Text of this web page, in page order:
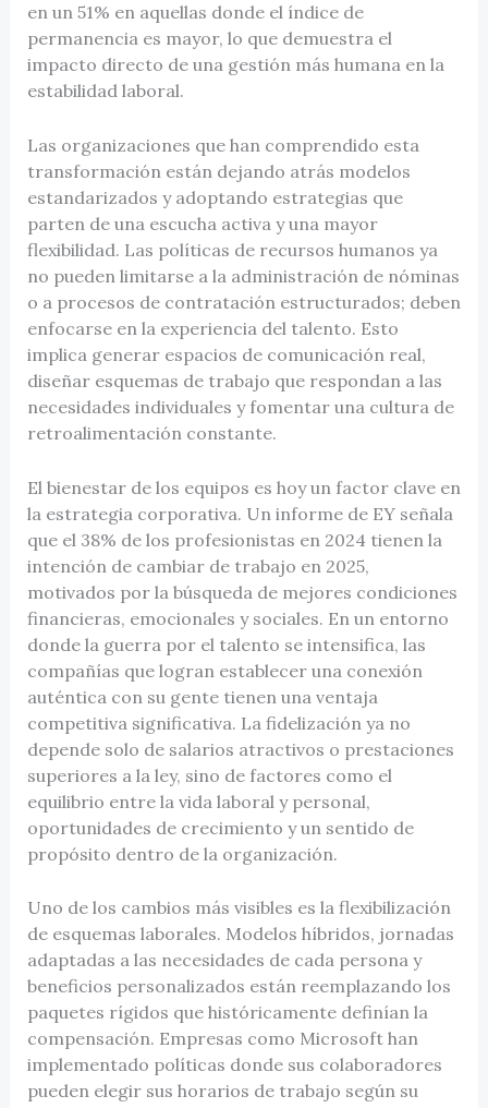
en un 51% en aquellas donde el índice de
permanencia es mayor, lo que demuestra el
impacto directo de una gestión más humana en la
estabilidad laboral.
Las organizaciones que han comprendido esta
transformación están dejando atrás modelos
estandarizados y adoptando estrategias que
parten de una escucha activa y una mayor
flexibilidad. Las políticas de recursos humanos ya
no pueden limitarse a la administración de nóminas
o a procesos de contratación estructurados; deben
enfocarse en la experiencia del talento. Esto
implica generar espacios de comunicación real,
diseñar esquemas de trabajo que respondan a las
necesidades individuales y fomentar una cultura de
retroalimentación constante.
El bienestar de los equipos es hoy un factor clave en
la estrategia corporativa. Un informe de EY señala
que el 38% de los profesionistas en 2024 tienen la
intención de cambiar de trabajo en 2025,
motivados por la búsqueda de mejores condiciones
financieras, emocionales y sociales. En un entorno
donde la guerra por el talento se intensifica, las
compañías que logran establecer una conexión
auténtica con su gente tienen una ventaja
competitiva significativa. La fidelización ya no
depende solo de salarios atractivos o prestaciones
superiores a la ley, sino de factores como el
equilibrio entre la vida laboral y personal,
oportunidades de crecimiento y un sentido de
propósito dentro de la organización.
Uno de los cambios más visibles es la flexibilización
de esquemas laborales. Modelos híbridos, jornadas
adaptadas a las necesidades de cada persona y
beneficios personalizados están reemplazando los
paquetes rígidos que históricamente definían la
compensación. Empresas como Microsoft han
implementado políticas donde sus colaboradores
pueden elegir sus horarios de trabajo según su